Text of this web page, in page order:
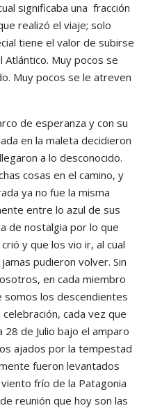
significaba una fracción
realizó el viaje; solo
tiene el valor de subirse
Atlántico. Muy pocos se
Muy pocos se le atreven
de esperanza y con su
en la maleta decidieron
a lo desconocido.
cosas en el camino, y
ya no fue la misma
entre lo azul de sus
de nostalgia por lo que
y que los vio ir, al cual
pudieron volver. Sin
en cada miembro
somos los descendientes
cada vez que
de Julio bajo el amparo
ajados por la tempestad
fueron levantados
frío de la Patagonia
reunión que hoy son las